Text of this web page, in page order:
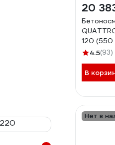
20
120 (550
мин.,
991
4.5(93)
В
Нет в